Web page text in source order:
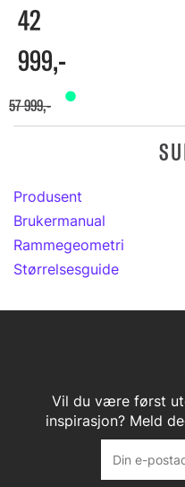
42
999,-
57 999,-
Produsent
Brukermanual
Rammegeometri
Størrelsesguide
Vil du være først
inspirasjon? Meld